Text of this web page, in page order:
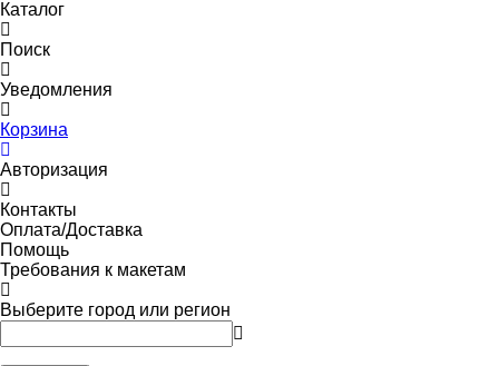
Каталог
Поиск
Уведомления
Корзина
Авторизация
Контакты
Оплата/Доставка
Помощь
Требования к макетам
Выберите город или регион